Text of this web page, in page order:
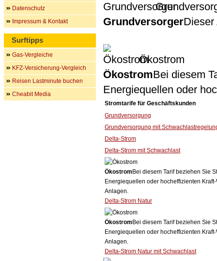
GrundversorgerDieser
Ökostrom
ÖkostromBei diesem
Energiequellen oder
Stromtarife für Geschäftskunden
Grundversorgung
Grundversorgung mit
Delta-Strom
Delta-Strom mit Schwachlast
Ökostrom Bei diesem Tarif beziehen Sie
Energiequellen oder hocheffizienten
Anlagen.
Delta-Strom Natur
Ökostrom Bei diesem Tarif beziehen Sie
Energiequellen oder hocheffizienten
Anlagen.
Delta-Strom Natur mit Schwachlast
Datenschutz
Impressum & Kontakt
Surftipps
Gas-Vergleiche
KFZ-Versicherung-Vergleich
Reisen Lastminute buchen
Cheabit Media